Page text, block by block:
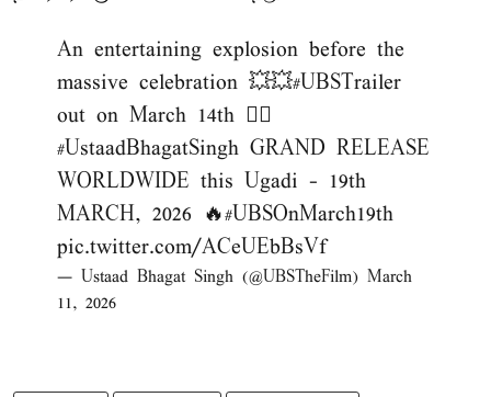
An entertaining explosion before the
massive celebration 💥💥#UBSTrailer
out on March 14th ❤‍🔥
#UstaadBhagatSingh GRAND RELEASE
WORLDWIDE this Ugadi - 19th
MARCH, 2026 🔥#UBSOnMarch19th
pic.twitter.com/ACeUEbBsVf
— Ustaad Bhagat Singh (@UBSTheFilm) March
11, 2026